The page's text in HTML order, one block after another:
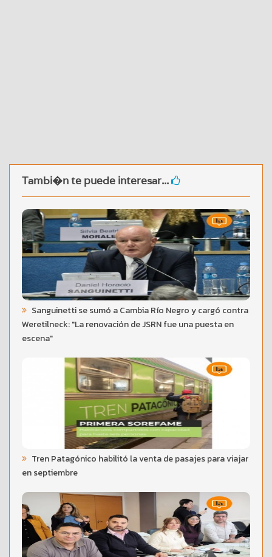
Tambi�n te puede interesar...
Sanguinetti se sumó a Cambia Río Negro y cargó contra
Weretilneck: "La renovación de JSRN fue una puesta en
escena"
Tren Patagónico habilitó la venta de pasajes para viajar
en septiembre